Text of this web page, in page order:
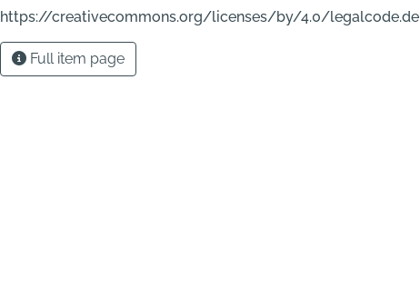
https://creativecommons.org/licenses/by/4.0/legalcode.de
Full item page